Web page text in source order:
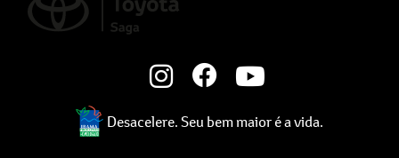
Desacelere. Seu bem maior é a vida.